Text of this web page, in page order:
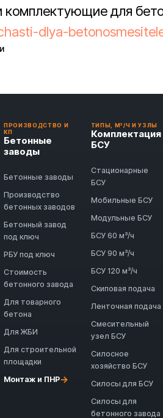
комплектующие для
dlya-
ПРОИЗВОДСТВО И
КП
Бетонные
заводы
Бетонные заводы
Производство
бетонных заводов
Бетонный завод
под ключ
РБУ под ключ
Стоимость
бетонного завода
Для товарного
бетона
Для ЖБИ
Для строительной
площадки
Монтаж и ПНР→
ТИПЫ, М³/Ч И УЗЛЫ
Комплектация
БСУ
Стационарные
БСУ
Мобильные БСУ
Модульные БСУ
БСУ 60 м³/ч
БСУ 90 м³/ч
БСУ 120 м³/ч
Скиповая подача
Ленточная подача
Смесительный
узел БСУ
Силосное
хозяйство БСУ
Силосы для БСУ
Силосы для
бетонного завода